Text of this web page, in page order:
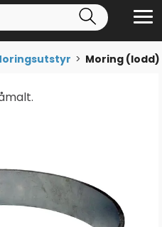
>Moring (lodd)